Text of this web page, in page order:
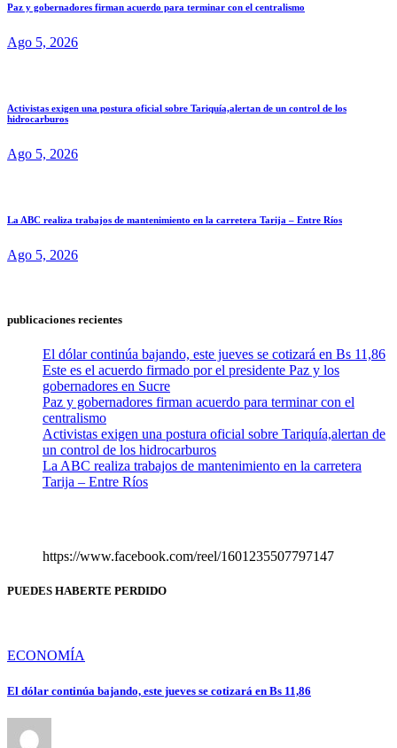
Paz y gobernadores firman acuerdo para terminar con el centralismo
Ago 5, 2026
Activistas exigen una postura oficial sobre Tariquía,alertan de un control de los
hidrocarburos
Ago 5, 2026
La ABC realiza trabajos de mantenimiento en la carretera Tarija – Entre Ríos
Ago 5, 2026
publicaciones recientes
El dólar continúa bajando, este jueves se cotizará en Bs 11,86
Este es el acuerdo firmado por el presidente Paz y los
gobernadores en Sucre
Paz y gobernadores firman acuerdo para terminar con el
centralismo
Activistas exigen una postura oficial sobre Tariquía,alertan de
un control de los hidrocarburos
La ABC realiza trabajos de mantenimiento en la carretera
Tarija – Entre Ríos
https://www.facebook.com/reel/1601235507797147
PUEDES HABERTE PERDIDO
ECONOMÍA
El dólar continúa bajando, este jueves se cotizará en Bs 11,86